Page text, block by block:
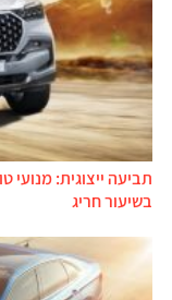
תביעה ייצוגית: מנועי
בשיעור חריג